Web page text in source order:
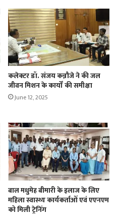
कलेक्टर डॉ. संजय कन्नौजे ने की जल
जीवन मिशन के कार्यों की समीक्षा
June 12, 2025
बाल मधुमेह बीमारी के इलाज के लिए
महिला स्वास्थ्य कार्यकर्ताओं एवं एएनएम
को मिली ट्रेनिंग